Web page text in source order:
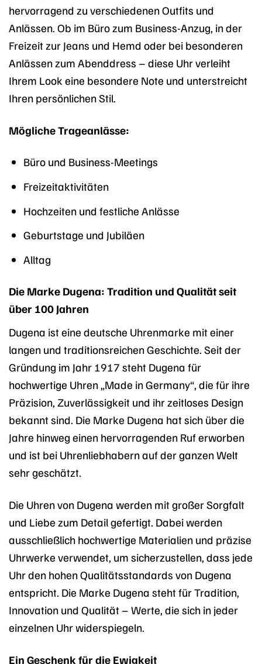
hervorragend zu verschiedenen Outfits und
Anlässen. Ob im Büro zum Business-Anzug, in der
Freizeit zur Jeans und Hemd oder bei besonderen
Anlässen zum Abenddress – diese Uhr verleiht
Ihrem Look eine besondere Note und unterstreicht
Ihren persönlichen Stil.
Mögliche Trageanlässe:
Büro und Business-Meetings
Freizeitaktivitäten
Hochzeiten und festliche Anlässe
Geburtstage und Jubiläen
Alltag
Die Marke Dugena: Tradition und Qualität seit
über 100 Jahren
Dugena ist eine deutsche Uhrenmarke mit einer
langen und traditionsreichen Geschichte. Seit der
Gründung im Jahr 1917 steht Dugena für
hochwertige Uhren „Made in Germany“, die für ihre
Präzision, Zuverlässigkeit und ihr zeitloses Design
bekannt sind. Die Marke Dugena hat sich über die
Jahre hinweg einen hervorragenden Ruf erworben
und ist bei Uhrenliebhabern auf der ganzen Welt
sehr geschätzt.
Die Uhren von Dugena werden mit großer Sorgfalt
und Liebe zum Detail gefertigt. Dabei werden
ausschließlich hochwertige Materialien und präzise
Uhrwerke verwendet, um sicherzustellen, dass jede
Uhr den hohen Qualitätsstandards von Dugena
entspricht. Die Marke Dugena steht für Tradition,
Innovation und Qualität – Werte, die sich in jeder
einzelnen Uhr widerspiegeln.
Ein Geschenk für die Ewigkeit